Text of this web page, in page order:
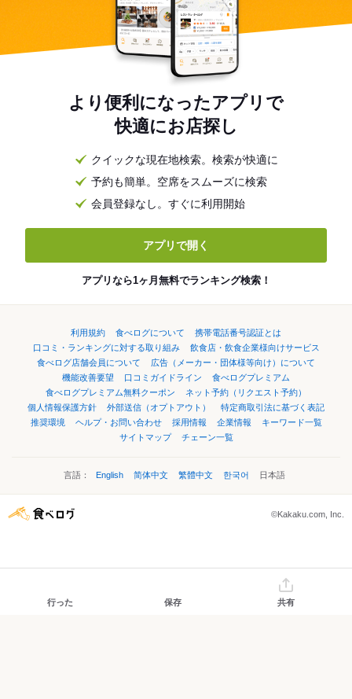
より便利になったアプリで
快適にお店探し
クイックな現在地検索。検索が快適に
予約も簡単。空席をスムーズに検索
会員登録なし。すぐに利用開始
アプリで開く
アプリなら1ヶ月無料でランキング検索！
利用規約 食べログについて
携帯電話番号認証とは
口コミ・ランキングに対する取り組み
飲食店・飲食企業様向けサービス
食べログ店舗会員について
広告（メーカー・団体様等向け）について
機能改善要望
口コミガイドライン
食べログプレミアム
食べログプレミアム無料クーポン
ネット予約（リクエスト予約）
個人情報保護方針
外部送信（オプトアウト）
特定商取引法に基づく表記
推奨環境
ヘルプ・お問い合わせ 採用情報 企業情報
キーワード一覧
サイトマップ
チェーン一覧
言語： English 简体中文 繁體中文 한국어 日本語
©Kakaku.com, Inc.
行った 保存 共有